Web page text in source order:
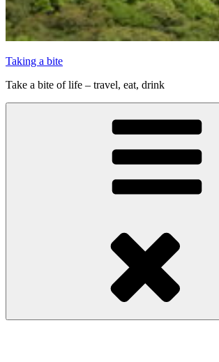
Taking a bite
Take a bite of life – travel, eat, drink